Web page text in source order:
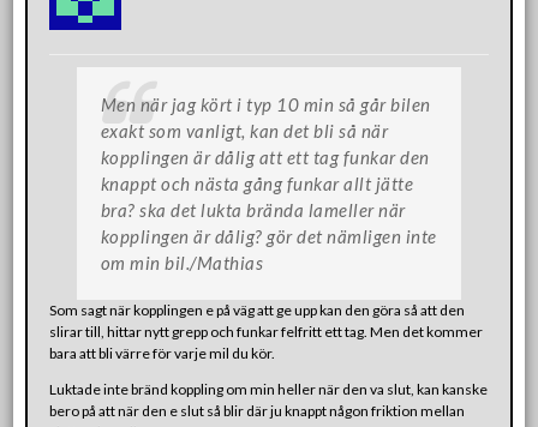
Men när jag kört i typ 10 min så går bilen
exakt som vanligt, kan det bli så när
kopplingen är dålig att ett tag funkar den
knappt och nästa gång funkar allt jätte
bra? ska det lukta brända lameller när
kopplingen är dålig? gör det nämligen inte
om min bil./Mathias
Som sagt när kopplingen e på väg att ge upp kan den göra så att den
slirar till, hittar nytt grepp och funkar felfritt ett tag. Men det kommer
bara att bli värre för varje mil du kör.
Luktade inte bränd koppling om min heller när den va slut, kan kanske
bero på att när den e slut så blir där ju knappt någon friktion mellan